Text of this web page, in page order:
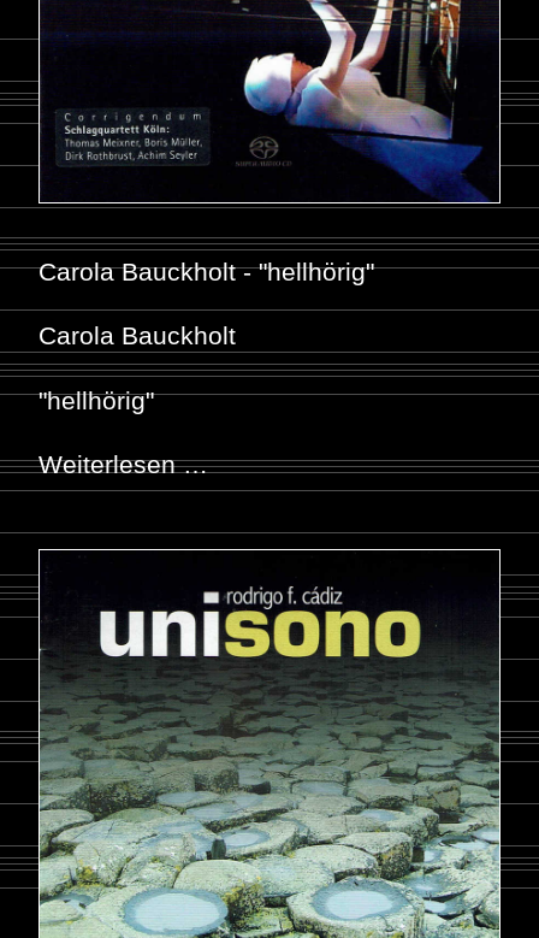
Carola Bauckholt - "hellhörig"
Carola Bauckholt
"hellhörig"
Weiterlesen …